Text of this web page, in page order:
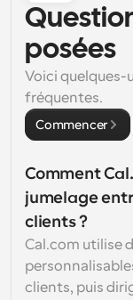
posées
Voici quelques-
fréquentes.
Commencer
Comment
jumelage
clients ?
Cal.com utilise
clients, puis